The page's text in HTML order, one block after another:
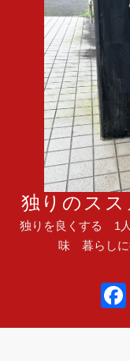
独りのス
独りを良くする 1
味 暮らしに